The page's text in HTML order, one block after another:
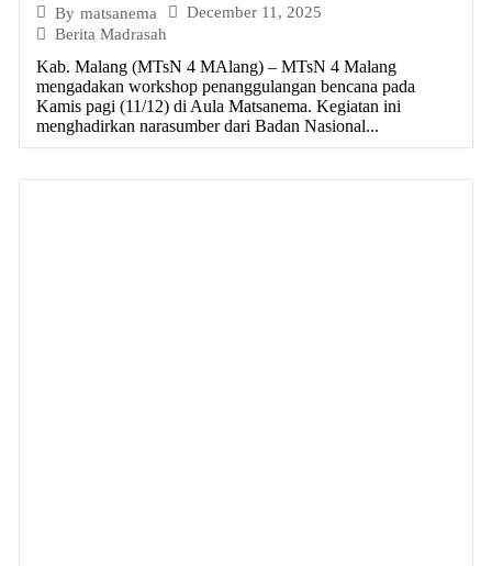
By matsanema
December 11, 2025
Berita Madrasah
Kab. Malang (MTsN 4 MAlang) – MTsN 4 Malang
mengadakan workshop penanggulangan bencana pada
Kamis pagi (11/12) di Aula Matsanema. Kegiatan ini
menghadirkan narasumber dari Badan Nasional...